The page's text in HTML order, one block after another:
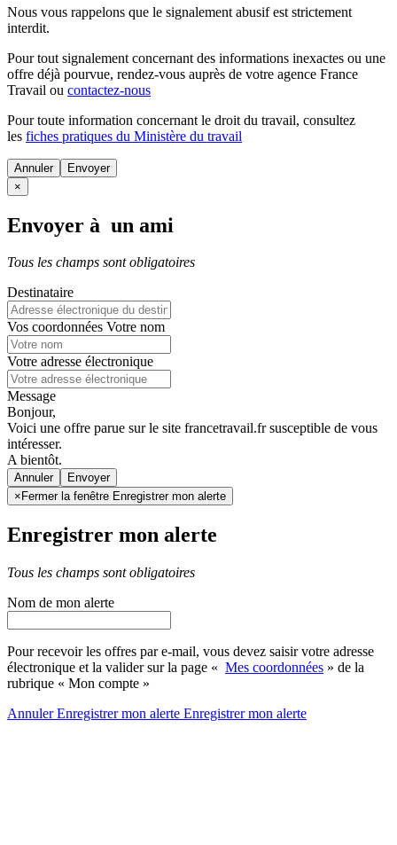
Nous vous rappelons que le signalement abusif est strictement
interdit.
Pour tout signalement concernant des informations inexactes ou une
offre déjà pourvue, rendez-vous auprès de votre agence France
Travail ou contactez-nous
Pour toute information concernant le droit du travail, consultez
les fiches pratiques du Ministère du travail
Annuler
×
Envoyer à un ami
Tous les champs sont obligatoires
Destinataire
Vos coordonnées Votre nom
Votre adresse électronique
Message
Bonjour,
Voici une offre parue sur le site francetravail.fr susceptible de vous
intéresser.
A bientôt.
Annuler
× Fermer la fenêtre Enregistrer mon alerte
Enregistrer mon alerte
Tous les champs sont obligatoires
Nom de mon alerte
Pour recevoir les offres par e-mail, vous devez saisir votre adresse
électronique et la valider sur la page « Mes coordonnées » de la
rubrique « Mon compte »
AnnulerEnregistrer mon alerte Enregistrermon alerte